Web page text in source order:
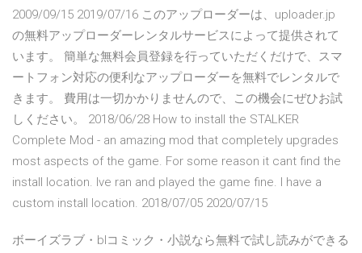
2009/09/15 2019/07/16 このアップローダーは、uploader.jp
の無料アップローダーレンタルサービスによって提供されて
います。 簡単な無料会員登録を行っていただくだけで、スマ
ートフォン対応の便利なアップローダーを無料でレンタルで
きます。 費用は一切かかりませんので、この機会にぜひお試
しください。 2018/06/28 How to install the STALKER
Complete Mod - an amazing mod that completely upgrades
most aspects of the game. For some reason it cant find the
install location. Ive ran and played the game fine. I have a
custom install location. 2018/07/05 2020/07/15
ボーイズラブ・blコミック・小説なら無料で試し読みができる